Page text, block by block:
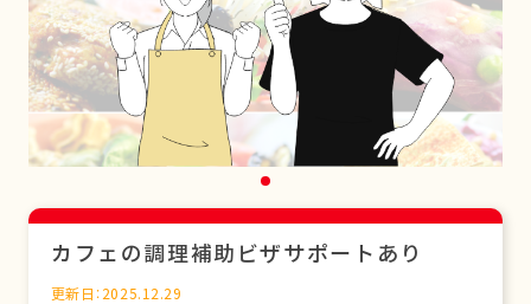
カフェの調理補助ビザサポートあり
更新日：2025.12.29